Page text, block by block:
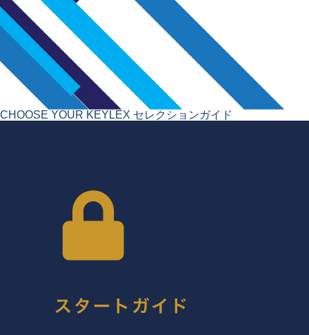
CHOOSE YOUR KEYLEX セレクションガイド